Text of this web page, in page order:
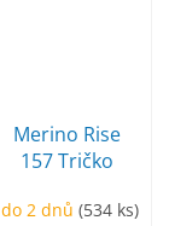
Merino Rise
157 Tričko
do 2 dnů (534 ks)